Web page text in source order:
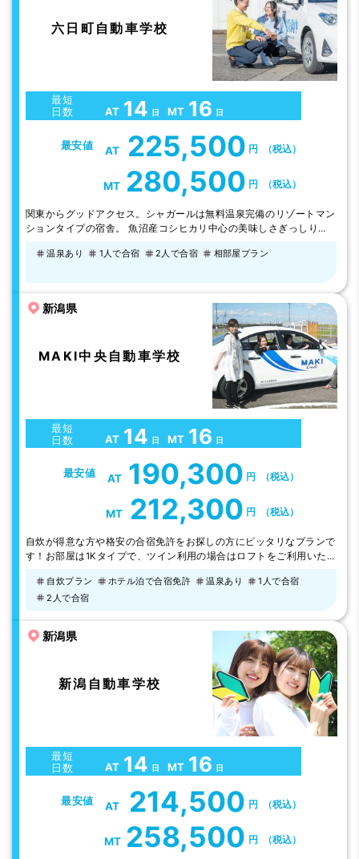
六日町自動車学校
最短
日数
AT 14 日 MT 16 日
最安値 AT 225,500 円 （税込）
MT 280,500 円 （税込）
関東からグッドアクセス。シャガールは無料温泉完備のリゾートマン
ションタイプの宿舎。 魚沼産コシヒカリ中心の美味しさぎっしりの
りえません）、スタッフの人柄の良さが自慢です。 【料金お得な昼
えしてスタートしました。昼…
温泉あり 1人で合宿 2人で合宿 相部屋プラン
新潟県
MAKI中央自動車学校
最短
日数
AT 14 日 MT 16 日
最安値 AT 190,300 円 （税込）
MT 212,300 円 （税込）
自炊が得意な方や格安の合宿免許をお探しの方にピッタリなプランで
す！お部屋は1Kタイプで、ツイン利用の場合はロフトをご利用いた
ラッグストア・コンビニの他に、飲食店もありますよ。 ホテルプラ
ンも人気。ホテルルートイン（※）の夕食はホテルでの定食。美味し
舗から選んで外食になりま…
自炊プラン ホテル泊で合宿免許 温泉あり
1人で合宿
2人で合宿
新潟県
新潟自動車学校
最短
日数
AT 14 日 MT 16 日
最安値 AT 214,500 円 （税込）
MT 258,500 円 （税込）